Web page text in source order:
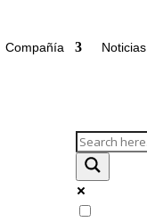
Compañía Noticias